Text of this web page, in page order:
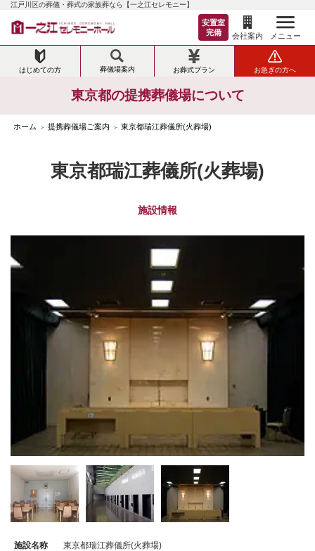
江戸川区の葬儀・葬式の家族葬なら【一之江セレモニー】
安置室
完備
会社案内 メニュー
はじめての方 葬儀場案内 お葬式プラン お急ぎの方へ
東京都の提携葬儀場について
ホーム > 提携葬儀場ご案内 > 東京都瑞江葬儀所(火葬場)
東京都瑞江葬儀所(火葬場)
施設情報
施設名称
東京都瑞江葬儀所(火葬場)